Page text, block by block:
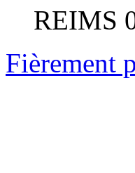
REIMS
Fièrement